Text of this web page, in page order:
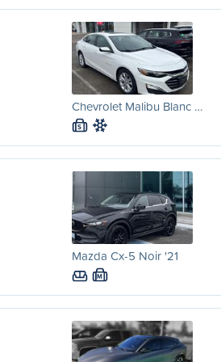
Chevrolet Malibu Blanc …
S
Mazda Cx-5 Noir '21
M